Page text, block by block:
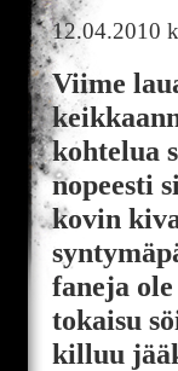
12.04.2010
Viime
kohtelua
nopeesti
kovin
faneja
tokaisu
killuu